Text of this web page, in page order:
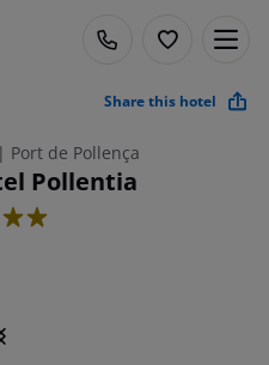
Share this hotel
de Pollença
Pollentia